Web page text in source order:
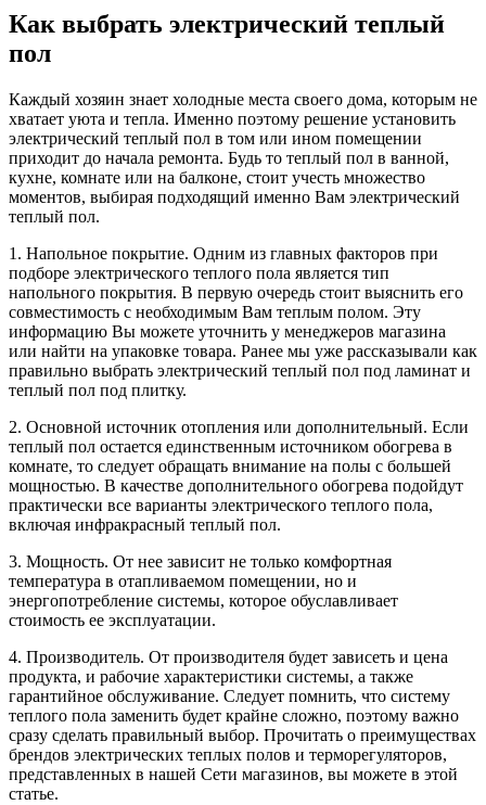
Как выбрать электрический теплый
пол
Каждый хозяин знает холодные места своего дома, которым не
хватает уюта и тепла. Именно поэтому решение установить
электрический теплый пол в том или ином помещении
приходит до начала ремонта. Будь то теплый пол в ванной,
кухне, комнате или на балконе, стоит учесть множество
моментов, выбирая подходящий именно Вам электрический
теплый пол.
1. Напольное покрытие. Одним из главных факторов при
подборе электрического теплого пола является тип
напольного покрытия. В первую очередь стоит выяснить его
совместимость с необходимым Вам теплым полом. Эту
информацию Вы можете уточнить у менеджеров магазина
или найти на упаковке товара. Ранее мы уже рассказывали как
правильно выбрать электрический теплый пол под ламинат и
теплый пол под плитку.
2. Основной источник отопления или дополнительный. Если
теплый пол остается единственным источником обогрева в
комнате, то следует обращать внимание на полы с большей
мощностью. В качестве дополнительного обогрева подойдут
практически все варианты электрического теплого пола,
включая инфракрасный теплый пол.
3. Мощность. От нее зависит не только комфортная
температура в отапливаемом помещении, но и
энергопотребление системы, которое обуславливает
стоимость ее эксплуатации.
4. Производитель. От производителя будет зависеть и цена
продукта, и рабочие характеристики системы, а также
гарантийное обслуживание. Следует помнить, что систему
теплого пола заменить будет крайне сложно, поэтому важно
сразу сделать правильный выбор. Прочитать о преимуществах
брендов электрических теплых полов и терморегуляторов,
представленных в нашей Сети магазинов, вы можете в этой
статье.